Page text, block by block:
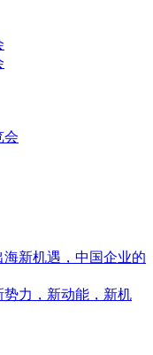
会
新机遇，中国企业的
力，新动能，新机